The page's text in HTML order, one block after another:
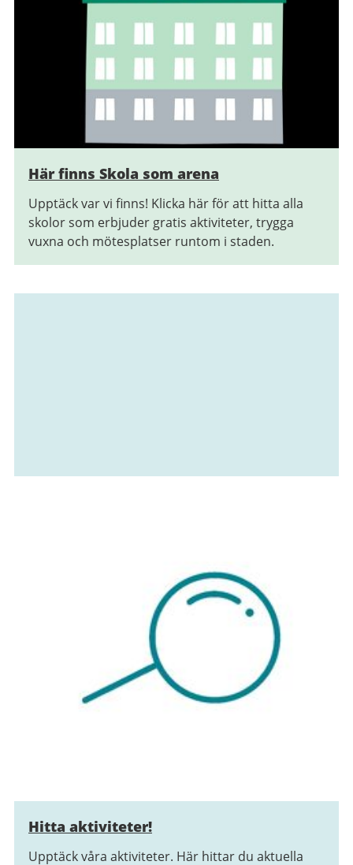
Här finns Skola som arena
Upptäck var vi finns! Klicka här för att hitta alla
skolor som erbjuder gratis aktiviteter, trygga
vuxna och mötesplatser runtom i staden.
Hitta aktiviteter!
Upptäck våra aktiviteter. Här hittar du aktuella